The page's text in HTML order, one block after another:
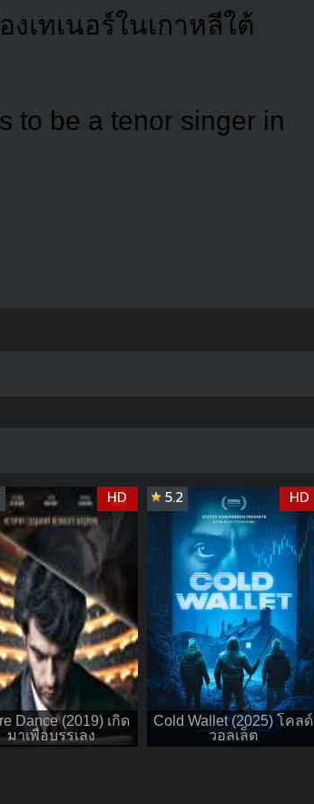
เทเนอร์ในเกาหลีใต้
to be a tenor singer in
Dance (2019) เกิด
มาเพื่อบรรเลง
HD
Cold Wallet (2025) โคลด์
วอลเล็ต
5.2 HD